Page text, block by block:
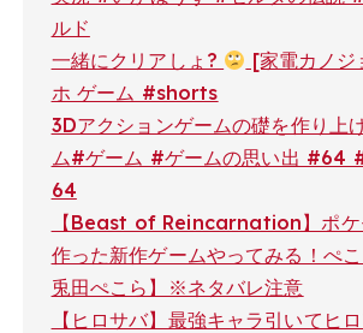
ルド
一緒にクリアしょ?
[家電カノ
ホ ゲーム #shorts
3Dアクションゲームの礎を作り上
ム#ゲーム #ゲームの思い出 #64
64
【Beast of Reincarnation】ポケ
作った新作ゲームやってみる！ぺ
兎田ぺこら】※ネタバレ注意
【ヒロサバ】最強キャラ引いてヒ